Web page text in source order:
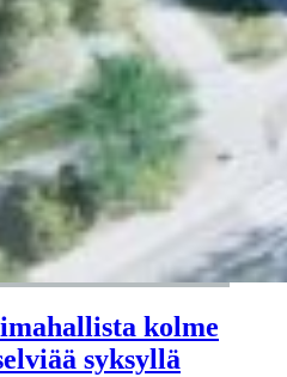
kolme
syksyllä